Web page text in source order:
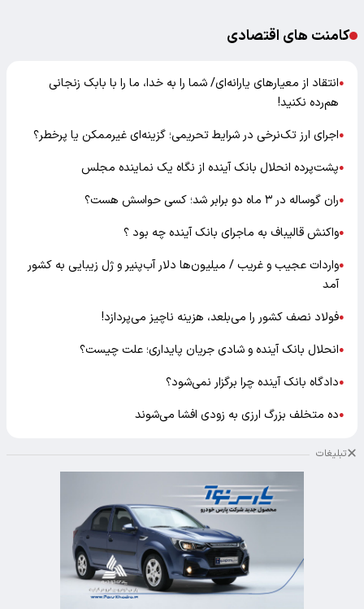
کامنت های اقتصادی
●انتقاد از معیارهای یارانه‌ای/ شما را به خدا، ما را با بابک زنجانی
هم‌رده نکنید!
●اجرای ارز تک‌نرخی در شرایط تحریمی؛ گزینه‌ای غیرممکن یا پرخطر؟
●پشت‌پرده انحلال بانک آینده از نگاه یک نماینده مجلس
●ران گوساله در ۳ ماه دو برابر شد؛ کسی حواسش هست؟
●واکنش قالیباف به ماجرای بانک آینده چه بود ؟
●واردات عجیب و غریب / میلیون‌ها دلار آب‌پنیر و ژل زیبایی به کشور
آمد
●فولاد نصف کشور را می‌بلعد، هزینه ناچیز می‌پردازد!
●انحلال بانک آینده و شادی جریان پایداری؛ علت چیست؟
●دادگاه بانک آینده چرا برگزار نمی‌شود؟
●ده متخلف بزرگ ارزی به زودی افشا می‌شوند
تبلیغات